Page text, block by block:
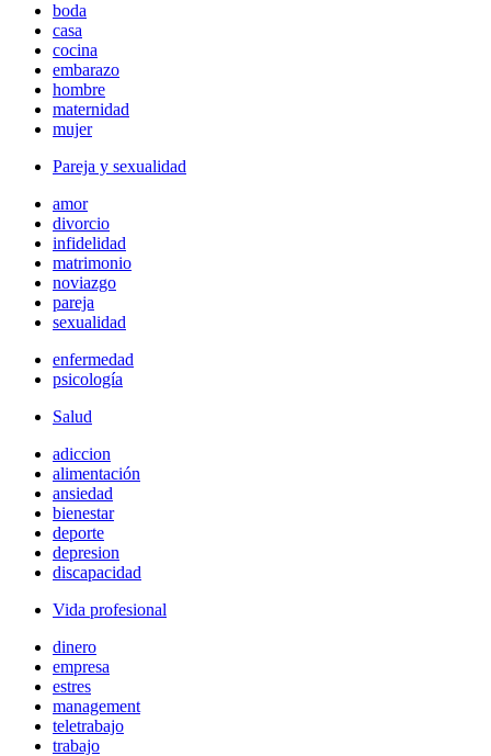
boda
casa
cocina
embarazo
hombre
maternidad
mujer
Pareja y sexualidad
amor
divorcio
infidelidad
matrimonio
noviazgo
pareja
sexualidad
enfermedad
psicología
Salud
adiccion
alimentación
ansiedad
bienestar
deporte
depresion
discapacidad
Vida profesional
dinero
empresa
estres
management
teletrabajo
trabajo